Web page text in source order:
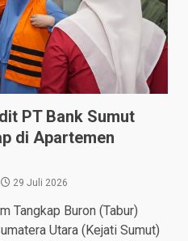
PT Bank Sumut
di Apartemen
29 Juli 2026
Tangkap Buron (Tabur)
Utara (Kejati Sumut)